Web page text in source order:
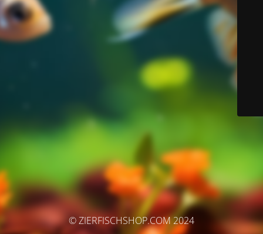
© ZIERFISCHSHOP.COM 2024